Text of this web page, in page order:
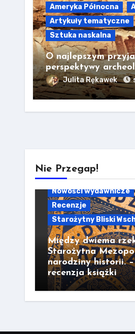
Ameryka Północna
Artykuły tematyczne
Sztuka naskalna
O najlepszym
perspektywy
Julita Rękawek
Nie Przegap!
Nowości wydawnicze
Recenzje
Starożytny Bliski
Między dwiema
Starożytna
narodziny historii. –
recenzja książki